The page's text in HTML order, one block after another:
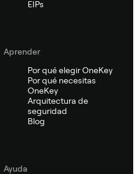
EIPs
Aprender
Por qué elegir OneKey
Por qué necesitas
OneKey
Arquitectura de
seguridad
Blog
Ayuda